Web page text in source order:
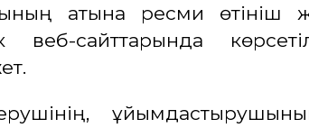
атына ресми өтініш
веб-сайттарында